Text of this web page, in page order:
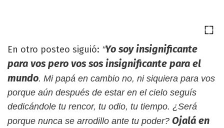
En otro posteo siguió: "Yo soy insignificante
para vos pero vos sos insignificante para el
mundo. Mi papá en cambio no, ni siquiera para vos
porque aún después de estar en el cielo seguís
dedicándole tu rencor, tu odio, tu tiempo. ¿Será
porque nunca se arrodillo ante tu poder? Ojalá en